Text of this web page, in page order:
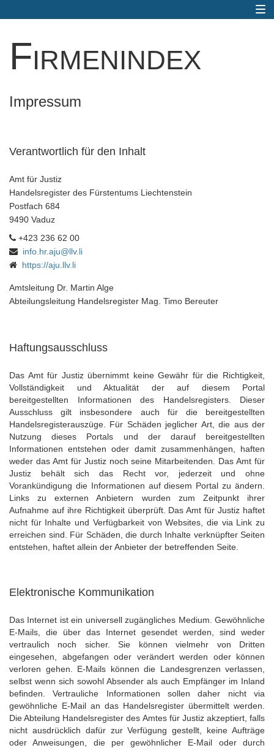
Firmenindex
Impressum
Verantwortlich für den Inhalt
Amt für Justiz
Handelsregister des Fürstentums Liechtenstein
Postfach 684
9490 Vaduz
+423 236 62 00
info.hr.aju@llv.li
https://aju.llv.li
Amtsleitung Dr. Martin Alge
Abteilungsleitung Handelsregister Mag. Timo Bereuter
Haftungsausschluss
Das Amt für Justiz übernimmt keine Gewähr für die Richtigkeit,
Vollständigkeit und Aktualität der auf diesem Portal
bereitgestellten Informationen des Handelsregisters. Dieser
Ausschluss gilt insbesondere auch für die bereitgestellten
Handelsregisterauszüge. Für Schäden jeglicher Art, die aus der
Nutzung dieses Portals und der darauf bereitgestellten
Informationen entstehen oder damit zusammenhängen, haften
weder das Amt für Justiz noch seine Mitarbeitenden. Das Amt für
Justiz behält sich das Recht vor, jederzeit und ohne
Vorankündigung die Informationen auf diesem Portal zu ändern.
Links zu externen Anbietern wurden zum Zeitpunkt ihrer
Aufnahme auf ihre Richtigkeit überprüft. Das Amt für Justiz haftet
nicht für Inhalte und Verfügbarkeit von Websites, die via Link zu
erreichen sind. Für Schäden, die durch Inhalte verknüpfter Seiten
entstehen, haftet allein der Anbieter der betreffenden Seite.
Elektronische Kommunikation
Das Internet ist ein universell zugängliches Medium. Gewöhnliche
E-Mails, die über das Internet gesendet werden, sind weder
vertraulich noch sicher. Sie können vielmehr von Dritten
eingesehen, abgefangen oder verändert werden oder können
verloren gehen. E-Mails können die Landesgrenzen verlassen,
selbst wenn sich sowohl Absender als auch Empfänger im Inland
befinden. Vertrauliche Informationen sollen daher nicht via
gewöhnliche E-Mail an das Handelsregister übermittelt werden.
Die Abteilung Handelsregister des Amtes für Justiz akzeptiert, falls
nicht ausdrücklich dafür zur Verfügung gestellt, keine Aufträge
oder Anweisungen, die per gewöhnlicher E-Mail oder durch